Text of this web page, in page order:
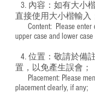
3. 內容：如有大小
直接使用大小楷輸入
Content: Please enter
upper case and lower case
4. 位置：敬請於備
置，以免產生誤會；
Placement: Please
placement clearly, if any;